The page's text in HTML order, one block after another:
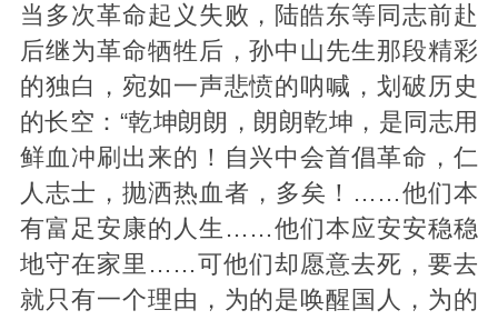
当多次革命起义失败，陆皓东等同志前赴
后继为革命牺牲后，孙中山先生那段精彩
的独白，宛如一声悲愤的呐喊，划破历史
的长空：“乾坤朗朗，朗朗乾坤，是同志用
鲜血冲刷出来的！自兴中会首倡革命，仁
人志士，抛洒热血者，多矣！……他们本
有富足安康的人生……他们本应安安稳稳
地守在家里……可他们却愿意去死，要去
就只有一个理由，为的是唤醒国人，为的